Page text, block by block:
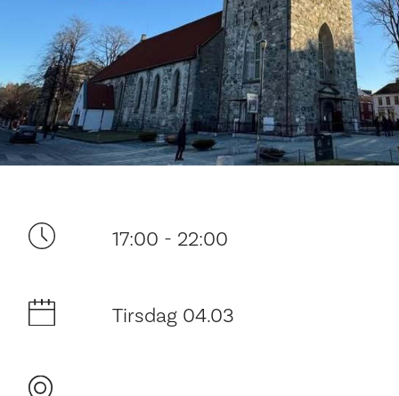
Ditt besøk
17:00 - 22:00
Tirsdag 04.03